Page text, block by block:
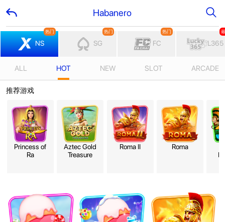
Habanero
热门
NS
热门
SG
热门
FC L365
ALL HOT NEW SLOT ARCADE
推荐游戏
Princess of
Ra
Aztec Gold
Treasure
Roma II Roma